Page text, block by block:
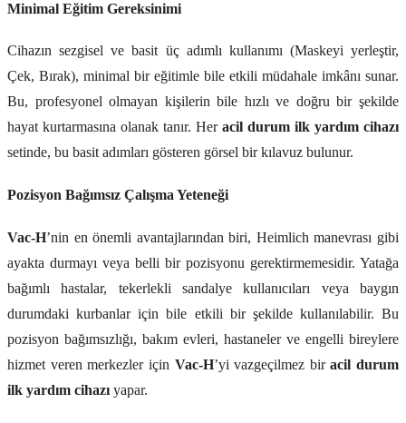
Minimal Eğitim Gereksinimi
Cihazın sezgisel ve basit üç adımlı kullanımı (Maskeyi yerleştir,
Çek, Bırak), minimal bir eğitimle bile etkili müdahale imkânı sunar.
Bu, profesyonel olmayan kişilerin bile hızlı ve doğru bir şekilde
hayat kurtarmasına olanak tanır. Her acil durum ilk yardım cihazı
setinde, bu basit adımları gösteren görsel bir kılavuz bulunur.
Pozisyon Bağımsız Çalışma Yeteneği
Vac-H’nin en önemli avantajlarından biri, Heimlich manevrası gibi
ayakta durmayı veya belli bir pozisyonu gerektirmemesidir. Yatağa
bağımlı hastalar, tekerlekli sandalye kullanıcıları veya baygın
durumdaki kurbanlar için bile etkili bir şekilde kullanılabilir. Bu
pozisyon bağımsızlığı, bakım evleri, hastaneler ve engelli bireylere
hizmet veren merkezler için Vac-H’yi vazgeçilmez biracil durum
ilk yardım cihazı yapar.